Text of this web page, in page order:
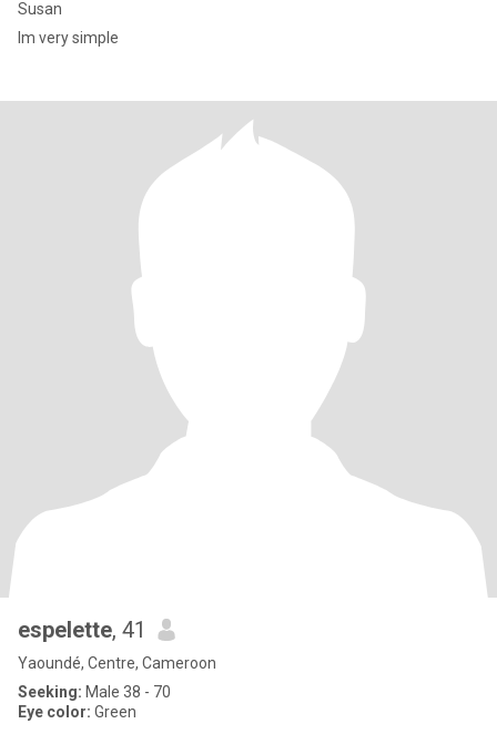
Susan
Im very simple
espelette, 41
Yaoundé, Centre, Cameroon
Seeking: Male 38 - 70
Eye color: Green